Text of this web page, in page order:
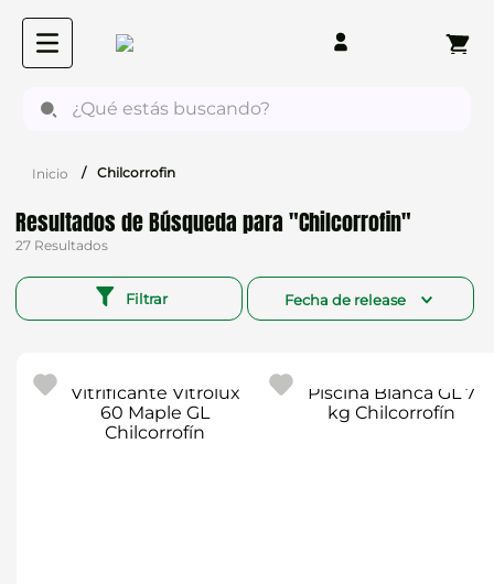
Chilcorrofin
Chilcorrofin
27
Filtrar Fecha de release